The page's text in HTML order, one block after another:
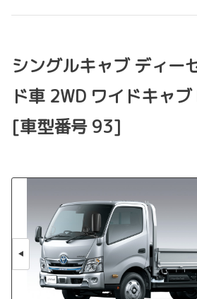
シングルキャブ ディー
ド車 2WD ワイドキャ
[車型番号 93]